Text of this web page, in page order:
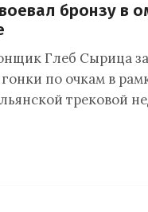
бронзу в
Глеб Сырица
по очкам в
трековой